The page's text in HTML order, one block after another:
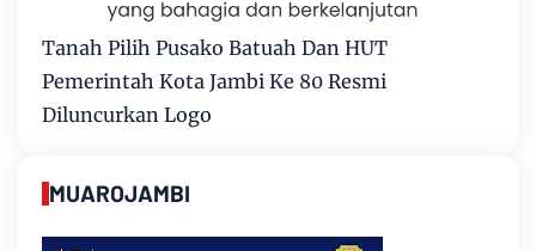
Tanah Pilih Pusako Batuah Dan HUT
Pemerintah Kota Jambi Ke 80 Resmi
Diluncurkan Logo
MUAROJAMBI